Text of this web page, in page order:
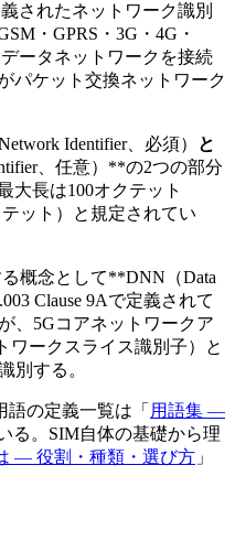
義されたネットワーク識別
・GPRS・3G・4G・
ータネットワークを接続
パケット交換ネットワーク
Identifier、必須）
と
、任意）**の2つの部分
大長は100オクテット
テット）と規定されてい
概念として**DNN（Data
Clause 9Aで定義されて
、5Gコアネットワークア
ワークスライス識別子）と
別する。
の定義一覧は「 用語集 —
る。SIM自体の基礎から理
— 役割・種類・選び方 」